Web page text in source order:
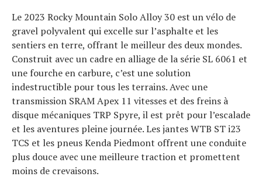
Le 2023 Rocky Mountain Solo Alloy 30 est un vélo de
gravel polyvalent qui excelle sur l’asphalte et les
sentiers en terre, offrant le meilleur des deux mondes.
Construit avec un cadre en alliage de la série SL 6061 et
une fourche en carbure, c’est une solution
indestructible pour tous les terrains. Avec une
transmission SRAM Apex 11 vitesses et des freins à
disque mécaniques TRP Spyre, il est prêt pour l’escalade
et les aventures pleine journée. Les jantes WTB ST i23
TCS et les pneus Kenda Piedmont offrent une conduite
plus douce avec une meilleure traction et promettent
moins de crevaisons.